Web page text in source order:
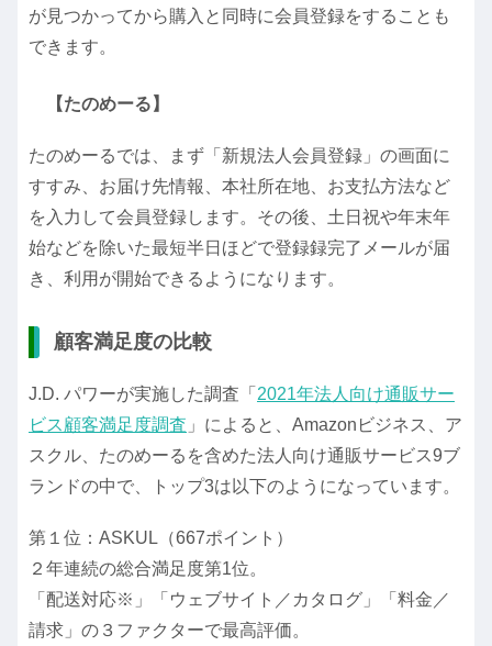
が見つかってから購入と同時に会員登録をすることも
できます。
【たのめーる】
たのめーるでは、まず「新規法人会員登録」の画面に
すすみ、お届け先情報、本社所在地、お支払方法など
を入力して会員登録します。その後、土日祝や年末年
始などを除いた最短半日ほどで登録録完了メールが届
き、利用が開始できるようになります。
顧客満足度の比較
J.D. パワーが実施した調査「 2021年法人向け通販サー
ビス顧客満足度調査 」によると、Amazonビジネス、ア
スクル、たのめーるを含めた法人向け通販サービス9ブ
ランドの中で、トップ3は以下のようになっています。
第１位：ASKUL（667ポイント）
２年連続の総合満足度第1位。
「配送対応※」「ウェブサイト／カタログ」「料金／
請求」の３ファクターで最高評価。